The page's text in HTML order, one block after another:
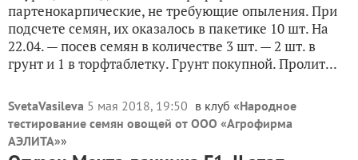
партенокарпические, не требующие опыления. При
подсчете семян, их оказалось в пакетике 10 шт. На
22.04. — посев семян в количестве 3 шт. — 2 шт. в
грунт и 1 в торфтаблетку. Грунт покупной. Пролит...
SvetaVasileva 5 мая 2018, 19:50 в клуб «Народное
тестирование семян овощей от ООО «Агрофирма
АЭЛИТА»»